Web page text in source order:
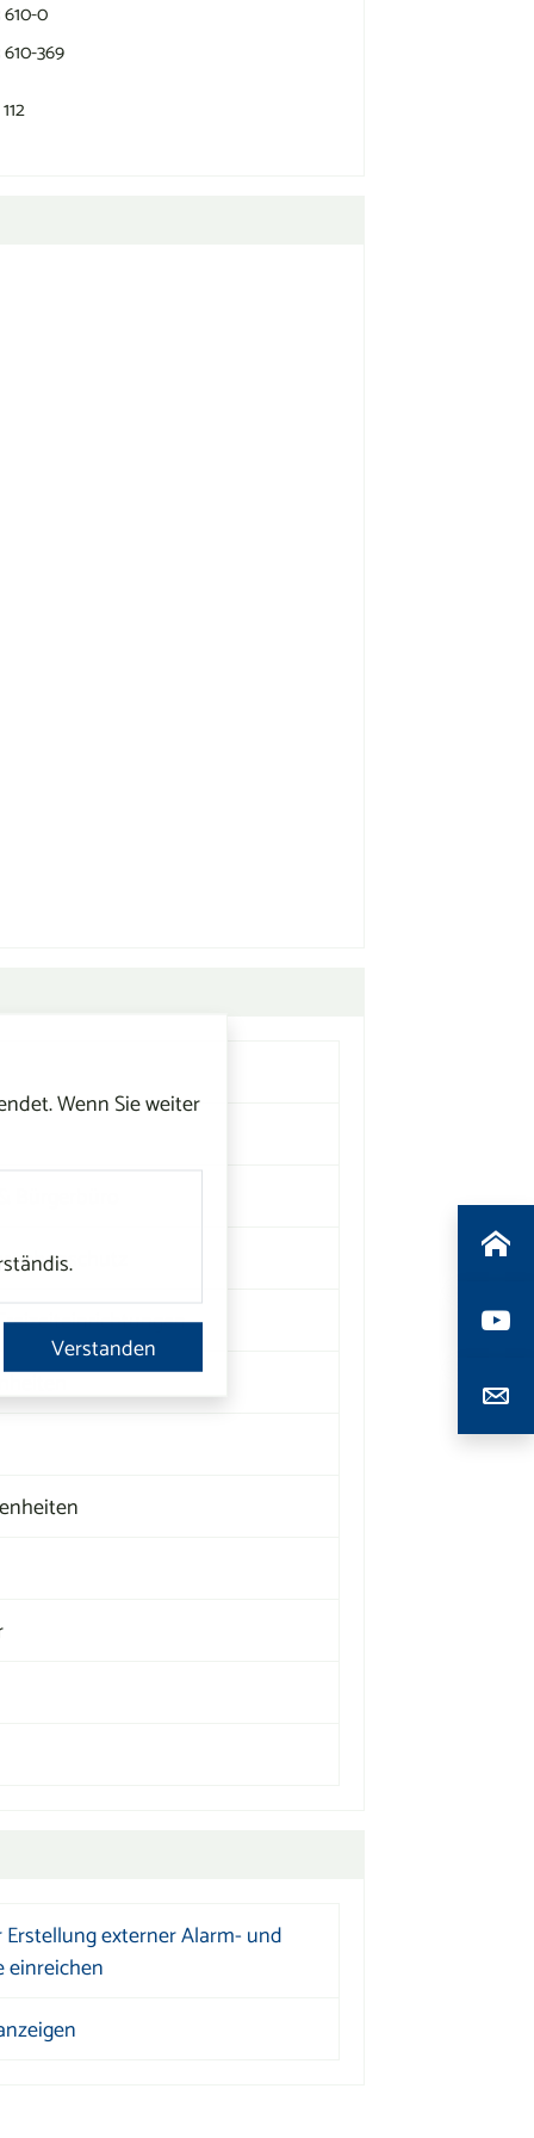
Wenn Sie weiter
Verstanden
0
369
externer Alarm- und
einreichen